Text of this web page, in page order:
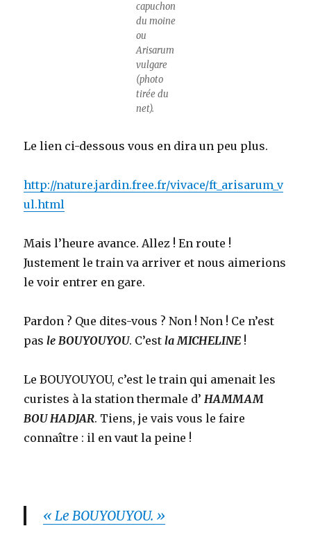
capuchon
du moine
ou
Arisarum
vulgare
(photo
tirée du
net).
Le lien ci-dessous vous en dira un peu plus.
http://nature.jardin.free.fr/vivace/ft_arisarum_v
ul.html
Mais l’heure avance. Allez ! En route !
Justement le train va arriver et nous aimerions
le voir entrer en gare.
Pardon ? Que dites-vous ? Non ! Non ! Ce n’est
pasle BOUYOUYOU. C’estla MICHELINE !
Le BOUYOUYOU, c’est le train qui amenait les
curistes à la station thermale d’HAMMAM
BOU HADJAR. Tiens, je vais vous le faire
connaître : il en vaut la peine !
« Le BOUYOUYOU. »